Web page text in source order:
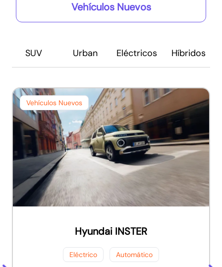
Vehículos Nuevos
SUV Urban Eléctricos Híbridos
Vehículos Nuevos
Hyundai INSTER
Eléctrico Automático